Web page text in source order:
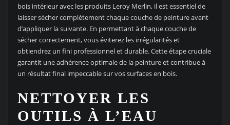
bois intérieur avec les produits Leroy Merlin, il est essentiel de
laisser sécher complètement chaque couche de peinture avant
d’appliquer la suivante. En permettant à chaque couche de
sécher correctement, vous éviterez les irrégularités et
obtiendrez un fini professionnel et durable. Cette étape cruciale
garantit une adhérence optimale de la peinture et contribue à
un résultat final impeccable sur vos surfaces en bois.
NETTOYER LES
OUTILS À L’EAU